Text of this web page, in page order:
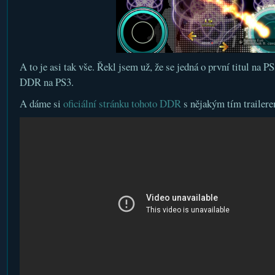
A to je asi tak vše. Řekl jsem už, že se jedná o první titul na
DDR na PS3.
A dáme si oficiální stránku tohoto DDRs nějakým tím